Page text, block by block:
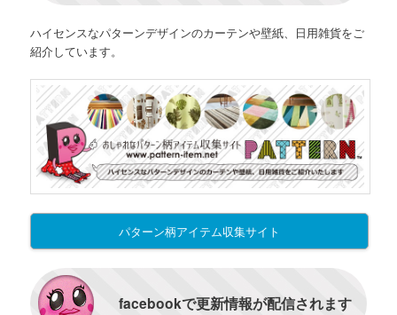
ハイセンスなパターンデザインのカーテンや壁紙、日用雑貨をご
紹介しています。
パターン柄アイテム収集サイト
facebookで更新情報が配信されます